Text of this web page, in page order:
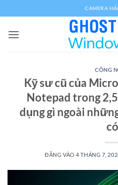
qua
nội
CAMERA
CÔNG
Kỹ sư cũ của
Notepad trong
dụng gì ngoài
có
ĐĂNG VÀO4 THÁNG 7,